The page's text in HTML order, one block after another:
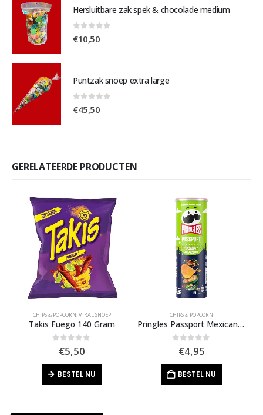
Hersluitbare zak spek & chocolade medium
0out of 5
€10,50
Puntzak snoep extra large
0out of 5
€45,50
GERELATEERDE PRODUCTEN
CHIPS & POPCORN,VIRAL SNOEP
Takis Fuego 140 Gram
out of 5
€5,50
BESTEL NU
CHIPS & POPCORN
Pringles Passport Mexican Style Cheesy Jalapeno – Limited Edition
out of 5
€4,95
BESTEL NU